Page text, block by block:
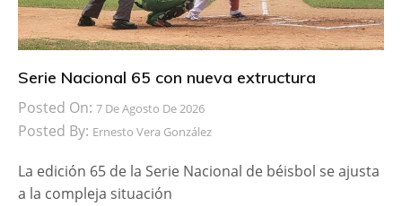
Serie Nacional 65 con nueva extructura
Posted On: 7 De Agosto De 2026
Posted By: Ernesto Vera González
La edición 65 de la Serie Nacional de béisbol se ajusta
a la compleja situación